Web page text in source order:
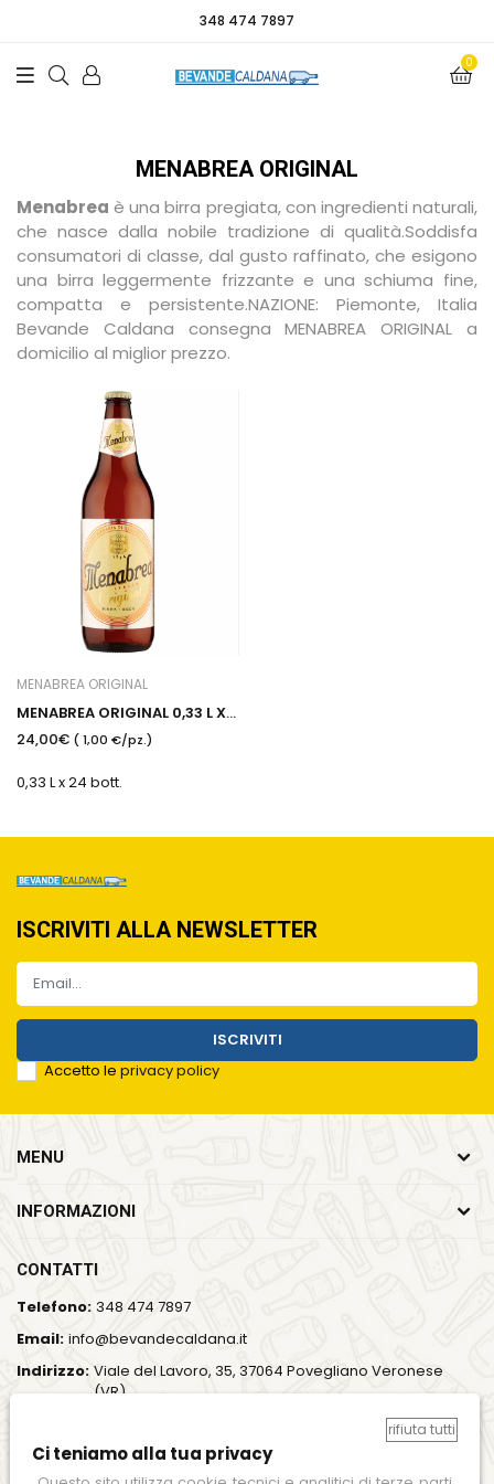
348 474 7897
0
MENABREA ORIGINAL
Menabrea è una birra pregiata, con ingredienti naturali,
che nasce dalla nobile tradizione di qualità.Soddisfa
consumatori di classe, dal gusto raffinato, che esigono
una birra leggermente frizzante e una schiuma fine,
compatta e persistente.NAZIONE: Piemonte, Italia
Bevande Caldana consegna MENABREA ORIGINAL a
domicilio al miglior prezzo.
MENABREA ORIGINAL
MENABREA ORIGINAL 0,33 L X 24
24,00€ ( 1,00 €/pz.)
0,33 L x 24 bott.
ISCRIVITI ALLA NEWSLETTER
ISCRIVITI
Accetto le privacy policy
CONTATTI
Telefono: 348 474 7897
Email: info@bevandecaldana.it
Indirizzo: Viale del Lavoro, 35, 37064 Povegliano Veronese
(VR)
MENU
INFORMAZIONI
rifiuta tutti
Ci teniamo alla tua privacy